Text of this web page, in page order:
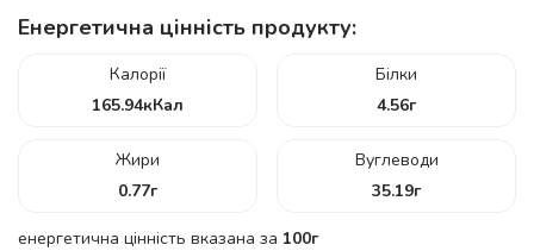
Енергетична цінність продукту:
Калорії
165.94кКал
Білки
4.56г
Жири
0.77г
Вуглеводи
35.19г
енергетична цінність вказана за 100г